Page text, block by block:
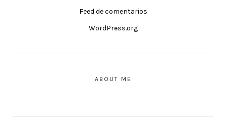
Feed de comentarios
WordPress.org
ABOUT ME